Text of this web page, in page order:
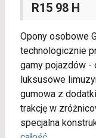
R15 98 H
Opony osobowe
technologicznie
gamy pojazdów -
luksusowe
gumowa z
trakcję w
specjalna